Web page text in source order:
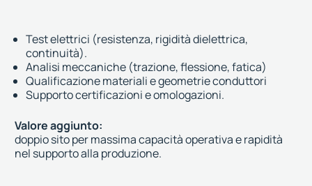
Test elettrici (resistenza, rigidità dielettrica,
continuità).
Analisi meccaniche (trazione, flessione, fatica)
Qualificazione materiali e geometrie conduttori
Supporto certificazioni e omologazioni.
Valore aggiunto:
doppio sito per massima capacità operativa e rapidità
nel supporto alla produzione.